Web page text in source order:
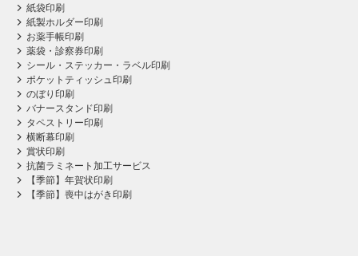
紙袋印刷
紙製ホルダー印刷
お薬手帳印刷
薬袋・診察券印刷
シール・ステッカー・ラベル印刷
ポケットティッシュ印刷
のぼり印刷
バナースタンド印刷
タペストリー印刷
横断幕印刷
賞状印刷
抗菌ラミネート加工サービス
【季節】年賀状印刷
【季節】喪中はがき印刷